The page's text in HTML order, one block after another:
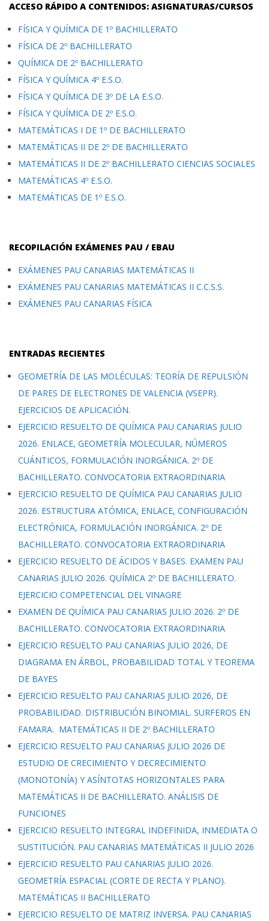
ACCESO RÁPIDO A CONTENIDOS: ASIGNATURAS/CURSOS
FÍSICA Y QUÍMICA DE 1º BACHILLERATO
FÍSICA DE 2º BACHILLERATO
QUÍMICA DE 2º BACHILLERATO
FÍSICA Y QUÍMICA 4º E.S.O.
FÍSICA Y QUÍMICA DE 3º DE LA E.S.O.
FÍSICA Y QUÍMICA DE 2º E.S.O.
MATEMÁTICAS I DE 1º DE BACHILLERATO
MATEMÁTICAS II DE 2º DE BACHILLERATO
MATEMÁTICAS II DE 2º BACHILLERATO CIENCIAS SOCIALES
MATEMÁTICAS 4º E.S.O.
MATEMÁTICAS DE 1º E.S.O.
RECOPILACIÓN EXÁMENES PAU / EBAU
EXÁMENES PAU CANARIAS MATEMÁTICAS II
EXÁMENES PAU CANARIAS MATEMÁTICAS II C.C.S.S.
EXÁMENES PAU CANARIAS FÍSICA
ENTRADAS RECIENTES
GEOMETRÍA DE LAS MOLÉCULAS: TEORÍA DE REPULSIÓN
DE PARES DE ELECTRONES DE VALENCIA (VSEPR).
EJERCICIOS DE APLICACIÓN.
EJERCICIO RESUELTO DE QUÍMICA PAU CANARIAS JULIO
2026. ENLACE, GEOMETRÍA MOLECULAR, NÚMEROS
CUÁNTICOS, FORMULACIÓN INORGÁNICA. 2º DE
BACHILLERATO. CONVOCATORIA EXTRAORDINARIA
EJERCICIO RESUELTO DE QUÍMICA PAU CANARIAS JULIO
2026. ESTRUCTURA ATÓMICA, ENLACE, CONFIGURACIÓN
ELECTRÓNICA, FORMULACIÓN INORGÁNICA. 2º DE
BACHILLERATO. CONVOCATORIA EXTRAORDINARIA
EJERCICIO RESUELTO DE ÁCIDOS Y BASES. EXAMEN PAU
CANARIAS JULIO 2026. QUÍMICA 2º DE BACHILLERATO.
EJERCICIO COMPETENCIAL DEL VINAGRE
EXAMEN DE QUÍMICA PAU CANARIAS JULIO 2026. 2º DE
BACHILLERATO. CONVOCATORIA EXTRAORDINARIA
EJERCICIO RESUELTO PAU CANARIAS JULIO 2026, DE
DIAGRAMA EN ÁRBOL, PROBABILIDAD TOTAL Y TEOREMA
DE BAYES
EJERCICIO RESUELTO PAU CANARIAS JULIO 2026, DE
PROBABILIDAD. DISTRIBUCIÓN BINOMIAL. SURFEROS EN
FAMARA. MATEMÁTICAS II DE 2º BACHILLERATO
EJERCICIO RESUELTO PAU CANARIAS JULIO 2026 DE
ESTUDIO DE CRECIMIENTO Y DECRECIMIENTO
(MONOTONÍA) Y ASÍNTOTAS HORIZONTALES PARA
MATEMÁTICAS II DE BACHILLERATO. ANÁLISIS DE
FUNCIONES
EJERCICIO RESUELTO INTEGRAL INDEFINIDA, INMEDIATA O
SUSTITUCIÓN. PAU CANARIAS MATEMÁTICAS II JULIO 2026
EJERCICIO RESUELTO PAU CANARIAS JULIO 2026.
GEOMETRÍA ESPACIAL (CORTE DE RECTA Y PLANO).
MATEMÁTICAS II BACHILLERATO
EJERCICIO RESUELTO DE MATRIZ INVERSA. PAU CANARIAS